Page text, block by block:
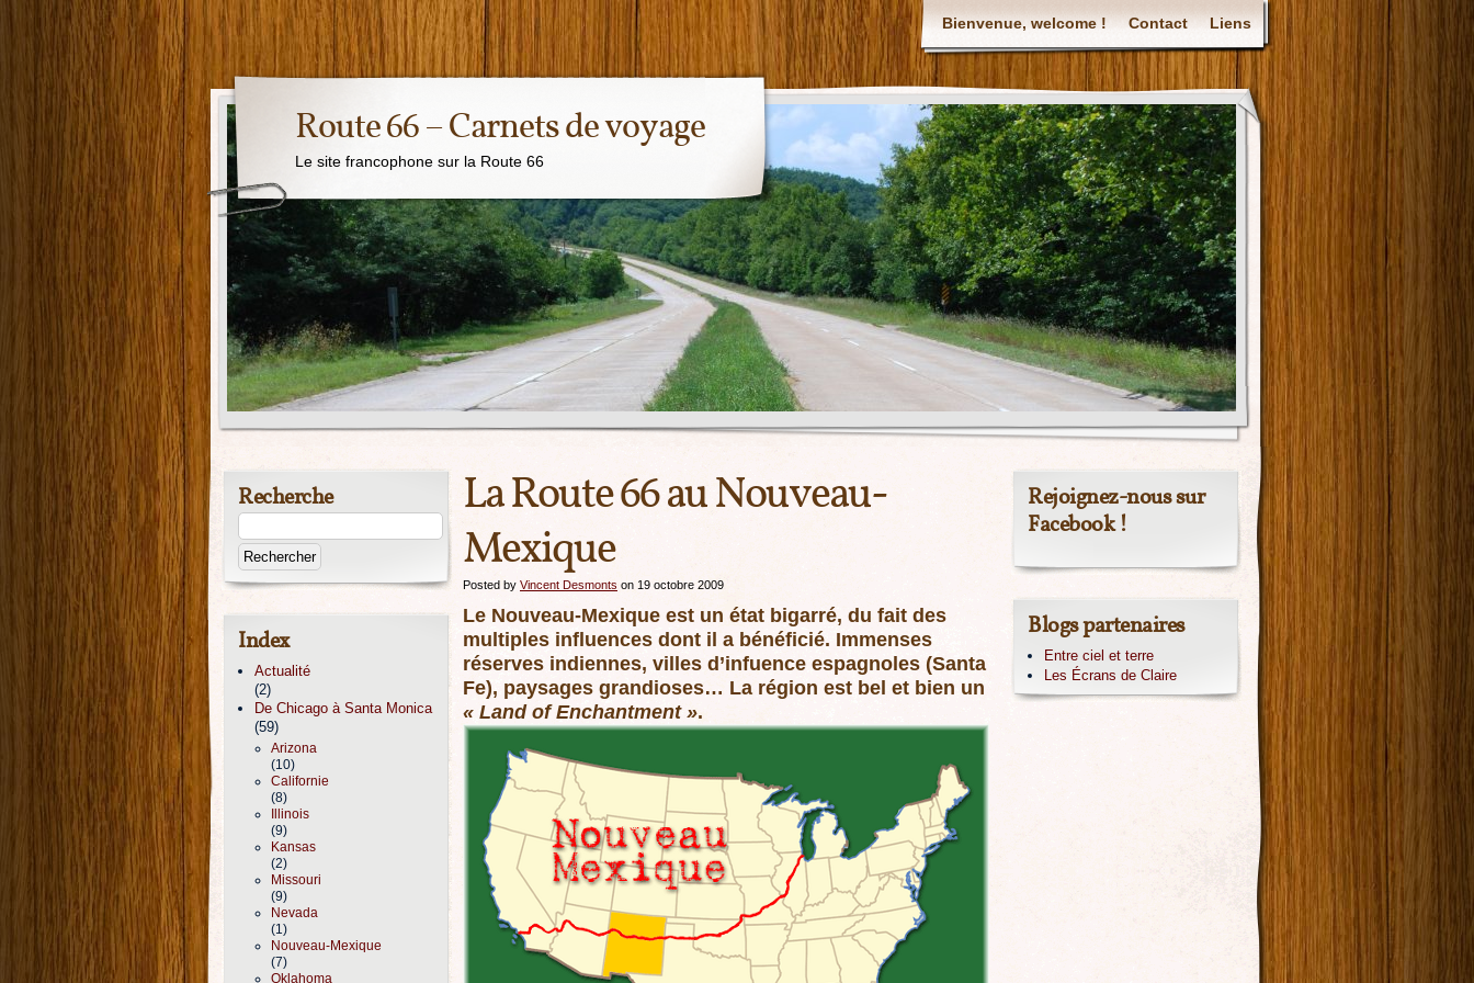
Bienvenue, welcome ! Contact Liens
Route 66 – Carnets de voyage
Le site francophone sur la Route 66
La Route 66 au Nouveau-
Mexique
Posted by Vincent Desmonts on 19 octobre 2009
Le Nouveau-Mexique est un état bigarré, du fait des
multiples influences dont il a bénéficié. Immenses
réserves indiennes, villes d’infuence espagnoles (Santa
Fe), paysages grandioses… La région est bel et bien un
« Land of Enchantment ».
Recherche
Index
Actualité
(2)
De Chicago à Santa Monica
(59)
Arizona
(10)
Californie
(8)
Illinois
(9)
Kansas
(2)
Missouri
(9)
Nevada
(1)
Nouveau-Mexique
(7)
Oklahoma
Rejoignez-nous sur
Facebook !
Blogs partenaires
Entre ciel et terre
Les Écrans de Claire